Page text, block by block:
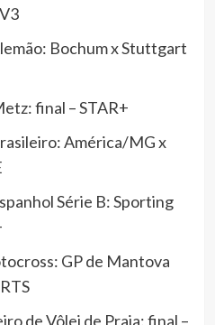
Bochum x Stuttgart
final – STAR+
América/MG x
Série B: Sporting
GP de Mantova
de Vôlei de Praia: final –